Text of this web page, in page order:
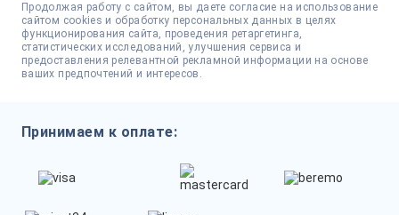
Продолжая работу с сайтом, вы даете согласие на использование
сайтом cookies и обработку персональных данных в целях
функционирования сайта, проведения ретаргетинга,
статистических исследований, улучшения сервиса и
предоставления релевантной рекламной информации на основе
ваших предпочтений и интересов.
Принимаем к оплате: